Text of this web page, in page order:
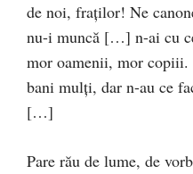
de noi, fraţilor! Ne
nu-i muncă […] n-ai cu
mor oamenii, mor
bani mulţi, dar n-au ce
[…]
Pare rău de lume, de